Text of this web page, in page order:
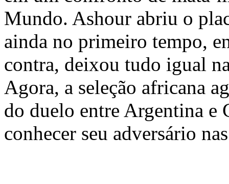
Mundo. Ashour abriu o
ainda no primeiro tempo,
contra, deixou tudo igual
Agora, a seleção africana
do duelo entre Argentina e
conhecer seu adversário